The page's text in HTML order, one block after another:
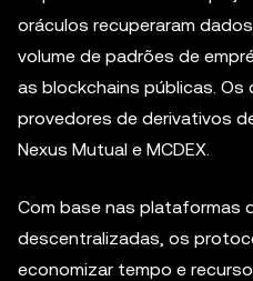
oráculos recuperaram
volume de padrões de
as blockchains públicas.
provedores de derivativos
Nexus Mutual e MCDEX.
Com base nas plataformas
descentralizadas, os
economizar tempo e